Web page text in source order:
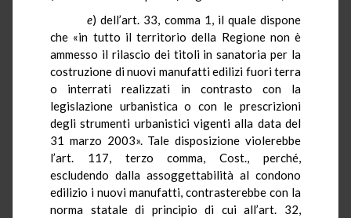
e) dell’art. 33, comma 1, il quale dispone
che «in tutto il territorio della Regione non è
ammesso il rilascio dei titoli in sanatoria per la
costruzione di nuovi manufatti edilizi fuori terra
o interrati realizzati in contrasto con la
legislazione urbanistica o con le prescrizioni
degli strumenti urbanistici vigenti alla data del
31 marzo 2003». Tale disposizione violerebbe
l’art. 117, terzo comma, Cost., perché,
escludendo dalla assoggettabilità al condono
edilizio i nuovi manufatti, contrasterebbe con la
norma statale di principio di cui all’art. 32,